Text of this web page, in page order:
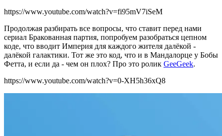
https://www.youtube.com/watch?v=fi95mV7iSeM
Продолжая разбирать все вопросы, что ставит перед нами
сериал Бракованная партия, попробуем разобраться цепном
коде, что вводит Империя для каждого жителя далёкой -
далёкой галактики. Тот же это код, что и в Мандалорце у Бобы
Фетта, и если да - чем он плох? Про это ролик GeeGeek.
https://www.youtube.com/watch?v=0-XH5h36xQ8